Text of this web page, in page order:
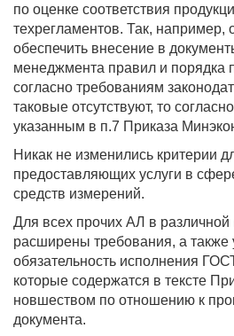
по оценке соответствия
техрегламентов. Так, например,
обеспечить внесение в
менеджмента правил и порядка
согласно требованиям
таковые отсутствуют, то
указанным в п.7 Приказа
Никак не изменились критерии
предоставляющих услуги в
средств измерений.
Для всех прочих АЛ в
расширены требования, а также
обязательность исполнения
которые содержатся в тексте
новшеством по отношению к
документа.